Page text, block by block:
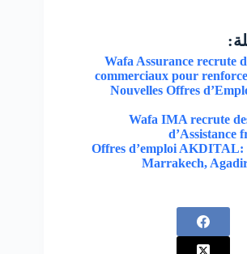
Wafa Assurance recrute
commerciaux pour
Nouvelles Offres
Wafa IMA recrute
d’Assistance
Offres d’emploi AKDITAL:
Marrakech,